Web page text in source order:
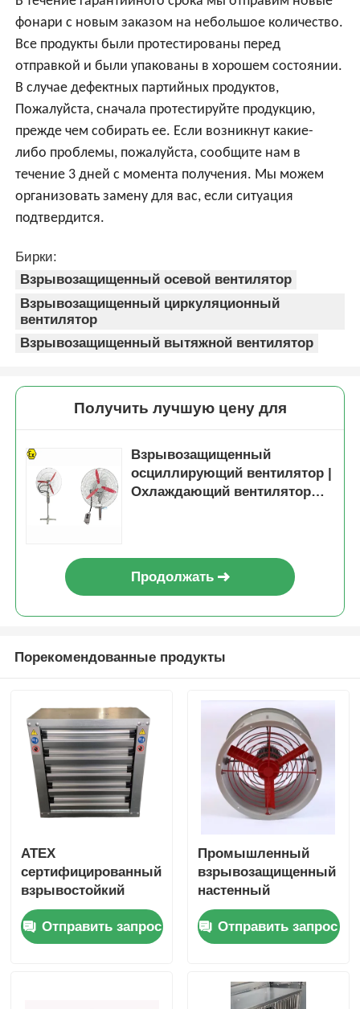
фонари с новым заказом на небольшое количество.
Все продукты были протестированы перед
отправкой и были упакованы в хорошем состоянии.
В случае дефектных партийных продуктов,
Пожалуйста, сначала протестируйте продукцию,
прежде чем собирать ее. Если возникнут какие-
либо проблемы, пожалуйста, сообщите нам в
течение 3 дней с момента получения. Мы можем
организовать замену для вас, если ситуация
подтвердится.
Бирки:
Взрывозащищенный осевой вентилятор
Взрывозащищенный циркуляционный
вентилятор
Взрывозащищенный вытяжной вентилятор
Получить лучшую цену для
Взрывозащищенный
осциллирующий вентилятор |
Охлаждающий вентилятор
Продолжать
Порекомендованные продукты
ATEX
сертифицированный
взрывостойкий
вентилятор
отрицательного
давления с
Отправить запрос
Промышленный
взрывозащищенный
настенный
вытяжной
вентилятор для
покрасочных камер
Отправить запрос